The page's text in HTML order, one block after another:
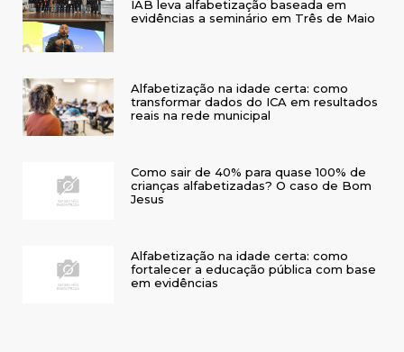
IAB leva alfabetização baseada em
evidências a seminário em Três de Maio
Alfabetização na idade certa: como
transformar dados do ICA em resultados
reais na rede municipal
Como sair de 40% para quase 100% de
crianças alfabetizadas? O caso de Bom
Jesus
Alfabetização na idade certa: como
fortalecer a educação pública com base
em evidências